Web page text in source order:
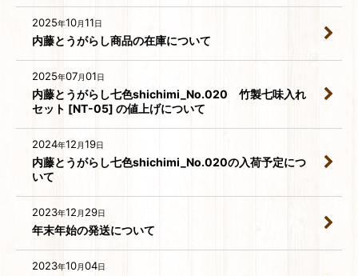
2025年10月11日
内藤とうがらし商品の在庫について
2025年07月01日
内藤とうがらし七色shichimi_No.020 竹製七味入れ
セット [NT-05] の値上げについて
2024年12 月19日
内藤とうがらし七色shichimi_No.020の入荷予定につ
いて
2023年12 月 29日
年末年始の発送について
2023年10月04日